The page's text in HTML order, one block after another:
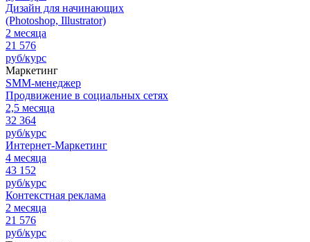
Дизайн для начинающих
(Photoshop, Illustrator)
2 месяца
21 576
руб/курс
Маркетинг
SMM-менеджер
Продвижение в социальных сетях
2,5 месяца
32 364
руб/курс
Интернет-Маркетинг
4 месяца
43 152
руб/курс
Контекстная реклама
2 месяца
21 576
руб/курс